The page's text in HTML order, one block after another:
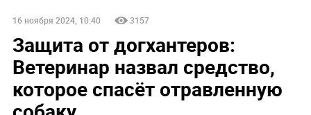
16 ноября 2024, 10:40 3157
Защита от догхантеров:
Ветеринар назвал средство,
которое спасёт отравленную